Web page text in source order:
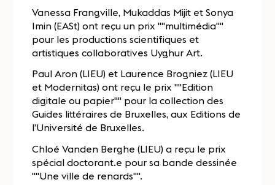
Vanessa Frangville, Mukaddas Mijit et Sonya
Imin (EASt) ont reçu un prix ""multimédia""
pour les productions scientifiques et
artistiques collaboratives Uyghur Art.
Paul Aron (LIEU) et Laurence Brogniez (LIEU
et Modernitas) ont reçu le prix ""Edition
digitale ou papier"" pour la collection des
Guides littéraires de Bruxelles, aux Editions de
l’Université de Bruxelles.
Chloé Vanden Berghe (LIEU) a reçu le prix
spécial doctorant.e pour sa bande dessinée
""Une ville de renards"".